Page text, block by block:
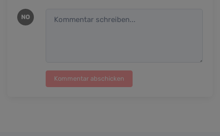
NO
Kommentar abschicken